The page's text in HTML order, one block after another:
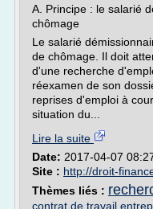
A. Principe : le salarié
chômage
Le salarié
de chômage. Il doit
d'une recherche
réexamen de son
reprises d'emploi à
situation du...
Lire la suite
Date: 2017-04-07
Site : http://droit-
Thèmes liés :
contrat de travail